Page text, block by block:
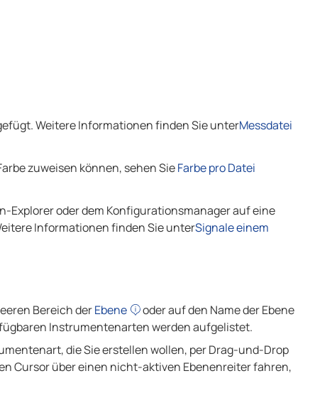
Weitere Informationen finden Sie unterMessdatei
zuweisen können, sehen SieFarbe pro Datei
Explorer oder dem Konfigurationsmanager auf eine
Informationen finden Sie unterSignale einem
Bereich derEbene
oder auf den Name der Ebene
Instrumentenarten werden aufgelistet.
die Sie erstellen wollen, per Drag-und-Drop
Cursor über einen nicht-aktiven Ebenenreiter fahren,